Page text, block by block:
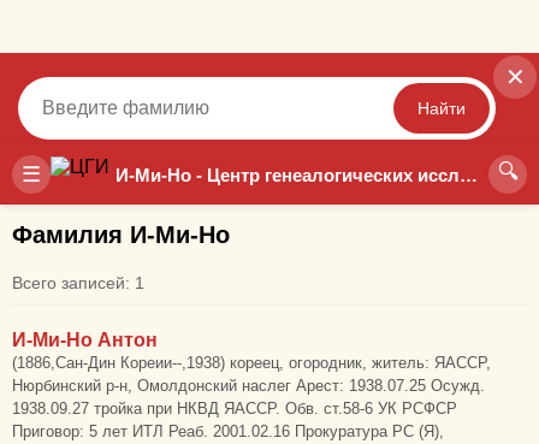
☰ И-Ми-Но - Центр генеалогических исследований 🔍
✕
Найти
Точный Неточный
Фамилия И-Ми-Но
Всего записей: 1
И-Ми-Но Антон
(1886,Сан-Дин Кореии--,1938) кореец, огородник, житель: ЯАССР,
Нюрбинский р-н, Омолдонский наслег Арест: 1938.07.25 Осужд.
1938.09.27 тройка при НКВД ЯАССР. Обв. ст.58-6 УК РСФСР
Приговор: 5 лет ИТЛ Реаб. 2001.02.16 Прокуратура РС (Я),